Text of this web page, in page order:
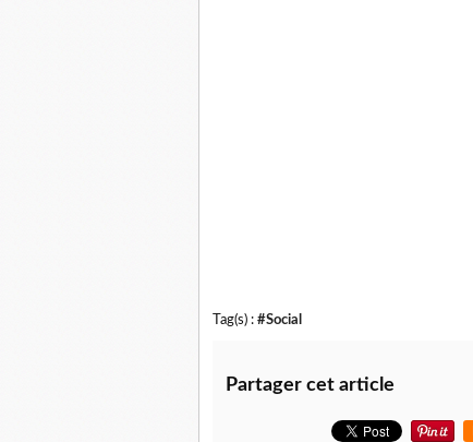
Tag(s) : #Social
Partager cet article